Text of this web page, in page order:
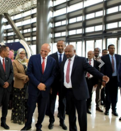
Next